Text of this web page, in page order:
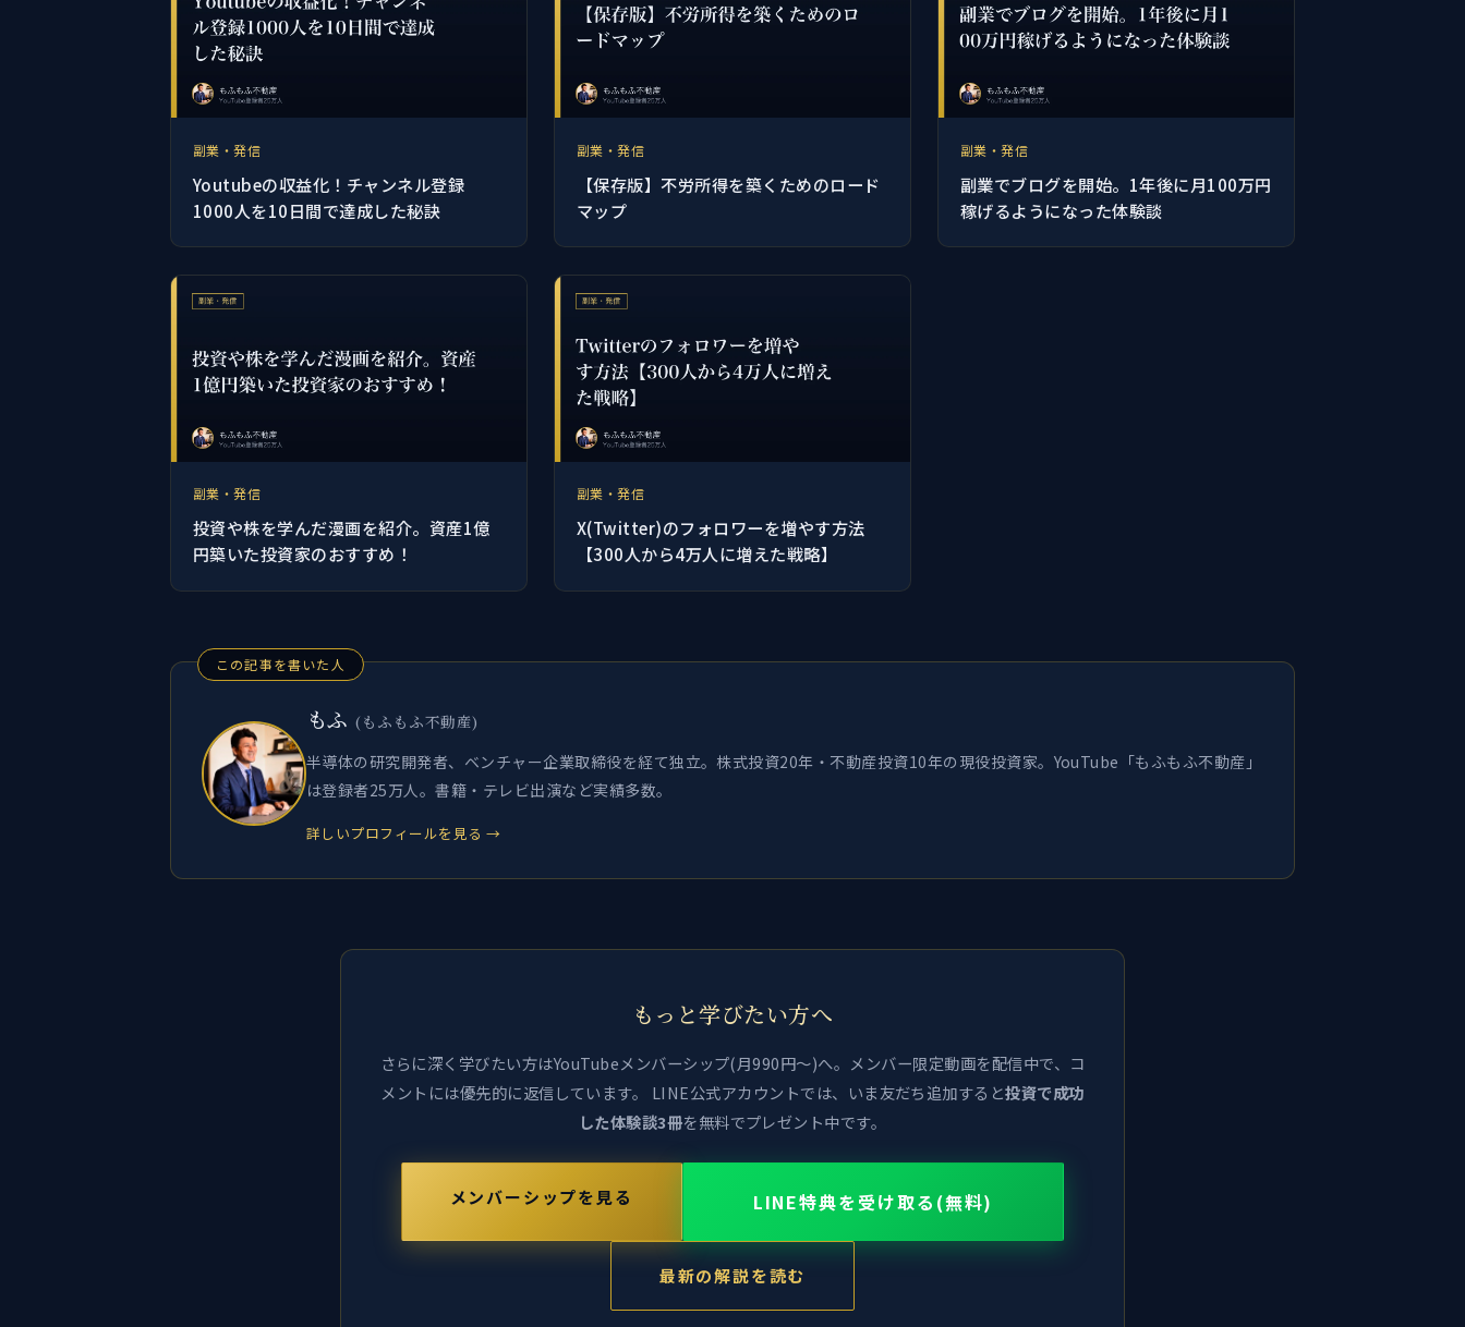
副業・発信
Youtubeの収益化！チャンネル登録
1000人を10日間で達成した秘訣
副業・発信
【保存版】不労所得を築くためのロード
マップ
副業・発信
副業でブログを開始。1年後に月100万円
稼げるようになった体験談
副業・発信
投資や株を学んだ漫画を紹介。資産1億
円築いた投資家のおすすめ！
副業・発信
X(Twitter)のフォロワーを増やす方法
【300人から4万人に増えた戦略】
この記事を書いた人
もふ (もふもふ不動産)
半導体の研究開発者、ベンチャー企業取締役を経て独立。株式投資20年・不動産投資10年の現役投資家。YouTube「もふもふ不動産」
は登録者25万人。書籍・テレビ出演など実績多数。
詳しいプロフィールを見る →
もっと学びたい方へ
さらに深く学びたい方はYouTubeメンバーシップ(月990円〜)へ。メンバー限定動画を配信中で、コ
メントには優先的に返信しています。 LINE公式アカウントでは、いま友だち追加すると投資で成功
した体験談3冊を無料でプレゼント中です。
メンバーシップを見る LINE特典を受け取る(無料)
最新の解説を読む